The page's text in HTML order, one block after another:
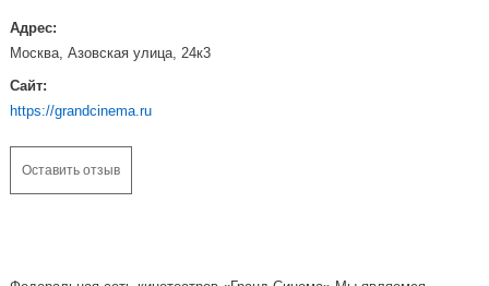
Адрес:
Москва, Азовская улица, 24к3
Сайт:
https://grandcinema.ru
Оставить отзыв